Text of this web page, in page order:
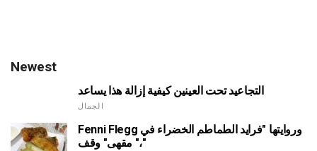
Newest
التجاعيد تحت العينين كيفية إزالة هذا يساعد
الجمال
Fenni Flegg وروايتها "فرايد الطماطم الخضراء في
مقهى" وقف "،"